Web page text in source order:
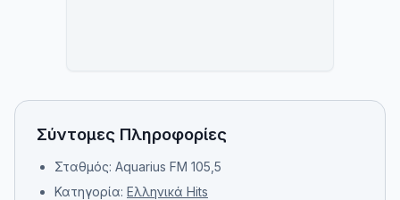
Σύντομες Πληροφορίες
Σταθμός: Aquarius FM 105,5
Κατηγορία: Ελληνικά Hits